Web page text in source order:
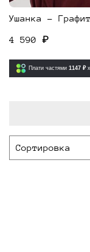
Ушанка - Графит
4 590 ₽
Плати частями 1147 ₽